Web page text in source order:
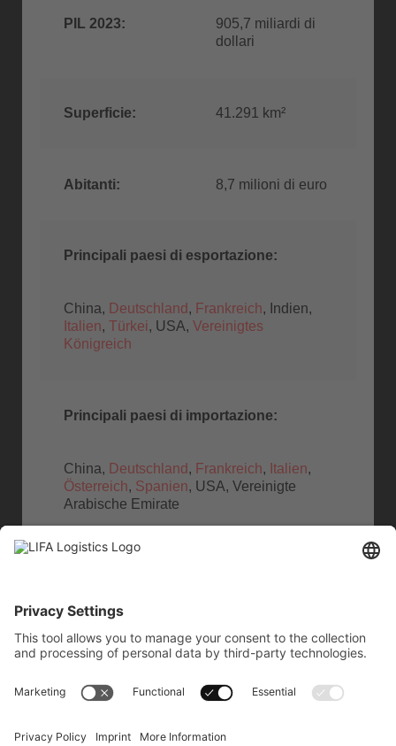
PIL 2023:
905,7 miliardi di
dollari
Superficie: 41.291 km²
Abitanti: 8,7 milioni di euro
Principali paesi di esportazione:
China, Deutschland , Frankreich, Indien,
Italien,Türkei, USA,Vereinigtes
Königreich
Principali paesi di importazione:
China, Deutschland , Frankreich, Italien,
Österreich, Spanien, USA, Vereinigte
Arabische Emirate
LE LOCALITÀ PIÙ
POPOLARI DI
SVIZZERA